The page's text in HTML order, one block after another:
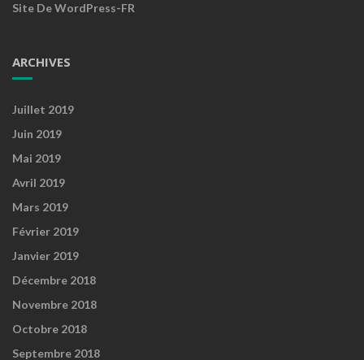
Site De WordPress-FR
ARCHIVES
Juillet 2019
Juin 2019
Mai 2019
Avril 2019
Mars 2019
Février 2019
Janvier 2019
Décembre 2018
Novembre 2018
Octobre 2018
Septembre 2018